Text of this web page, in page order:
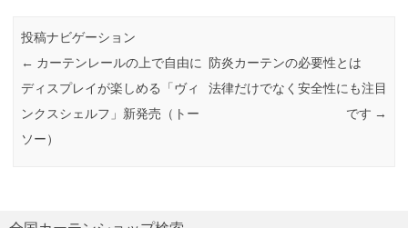
投稿ナビゲーション
← カーテンレールの上で自由に
ディスプレイが楽しめる「ヴィ
ンクスシェルフ」新発売（トー
ソー）
防炎カーテンの必要性とは
法律だけでなく安全性にも注目
です →